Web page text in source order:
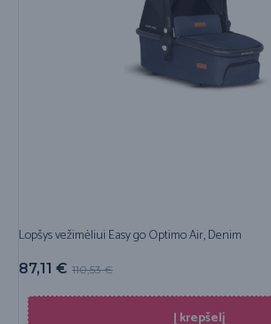
Lopšys vežimėliui Easy go Optimo Air, Denim
110,53€
87,11 €
Į krepšelį